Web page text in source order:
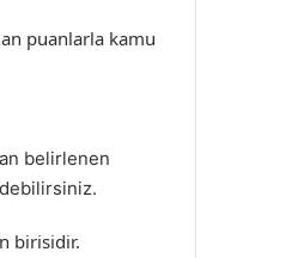
puanlarla kamu
belirlenen
birisidir.